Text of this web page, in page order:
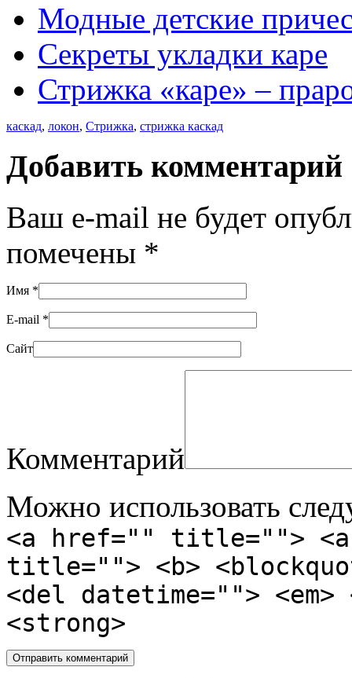
Модные детские
Секреты укладки каре
Стрижка «каре» –
каскад, локон, Стрижка, стрижка каскад
Добавить комментарий
Ваш e-mail не будет
помечены *
Имя *
E-mail *
Сайт
Комментарий
Можно использовать
<a href="" title="">
title=""> <b>
<del datetime="">
<strong>